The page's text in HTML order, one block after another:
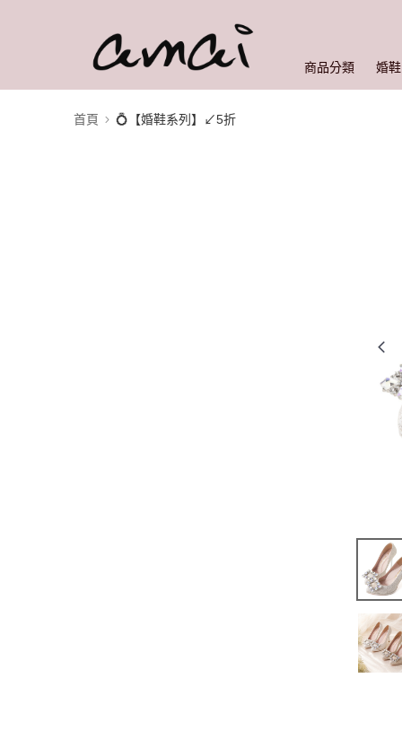
商品分類 婚
首頁 💍【婚鞋系列】↙︎5折